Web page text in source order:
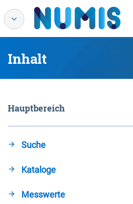
Inhalt
Hauptbereich
Suche
Kataloge
Messwerte